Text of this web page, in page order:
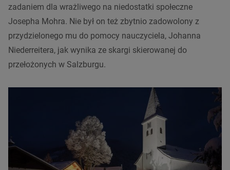
zadaniem dla wrażliwego na niedostatki społeczne
Josepha Mohra. Nie był on też zbytnio zadowolony z
przydzielonego mu do pomocy nauczyciela, Johanna
Niederreitera, jak wynika ze skargi skierowanej do
przełożonych w Salzburgu.